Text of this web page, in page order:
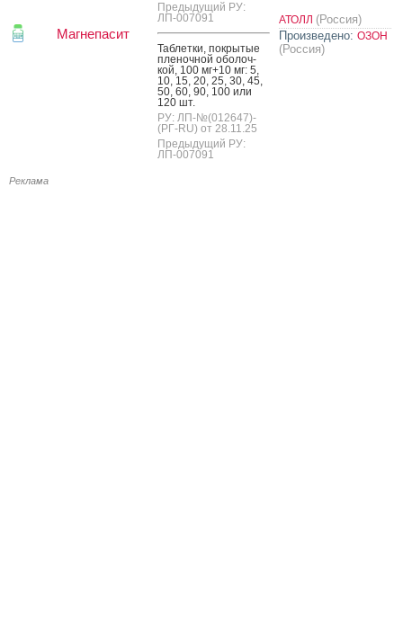
Магнепасит
Предыдущий РУ:
ЛП-007091
Таб­летки, пок­ры­тые
пле­ноч­ной обо­лоч­
кой, 100 мг+10 мг: 5,
10, 15, 20, 25, 30, 45,
50, 60, 90, 100 или
120 шт.
РУ: ЛП-№(012647)-
(РГ-RU) от 28.11.25
Предыдущий РУ:
ЛП-007091
АТОЛЛ (Россия)
Произведено: ОЗОН
(Россия)
Реклама